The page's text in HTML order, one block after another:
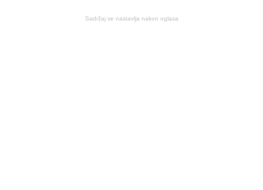
Sadržaj se nastavlja nakon oglasa